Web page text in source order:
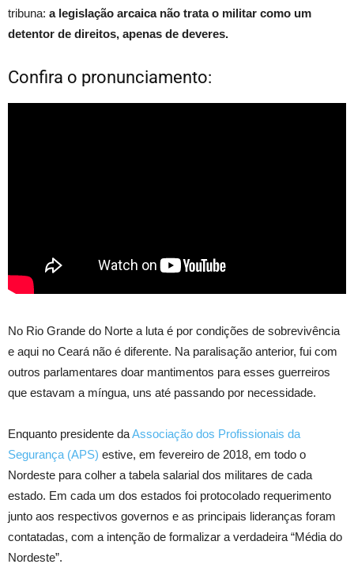
tribuna: a legislação arcaica não trata o militar como um
detentor de direitos, apenas de deveres.
Confira o pronunciamento:
No Rio Grande do Norte a luta é por condições de sobrevivência
e aqui no Ceará não é diferente. Na paralisação anterior, fui com
outros parlamentares doar mantimentos para esses guerreiros
que estavam a míngua, uns até passando por necessidade.
Enquanto presidente daAssociação dos Profissionais da
Segurança (APS) estive, em fevereiro de 2018, em todo o
Nordeste para colher a tabela salarial dos militares de cada
estado. Em cada um dos estados foi protocolado requerimento
junto aos respectivos governos e as principais lideranças foram
contatadas, com a intenção de formalizar a verdadeira “Média do
Nordeste”.